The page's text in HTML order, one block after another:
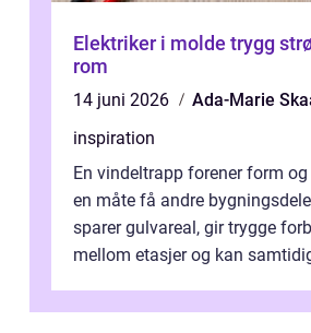
Elektriker i molde trygg strøm i hvert
rom
14 juni 2026
Ada-Marie
inspiration
En vindeltrapp forener form
en måte få andre
sparer gulvareal, gir trygge
mellom etasjer og kan